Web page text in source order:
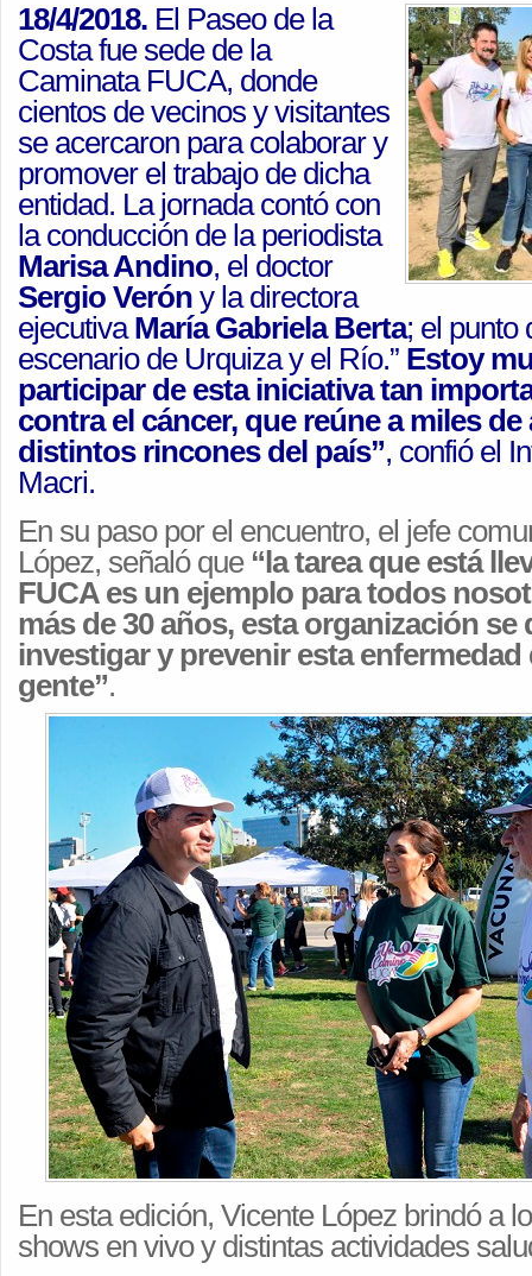
18/4/2018. El Paseo de la
Costa fue sede de la
Caminata FUCA, donde
cientos de vecinos y visitantes
se acercaron para colaborar y
promover el trabajo de dicha
entidad. La jornada contó con
la conducción de la periodista
Marisa Andino, el doctor
Sergio Verón y la directora
ejecutivaMaría Gabriela Berta; el punto
escenario de Urquiza y el Río.” Estoy
participar de esta iniciativa tan
contra el cáncer, que reúne a miles
distintos rincones del país”, confió el
Macri.
En su paso por el encuentro, el jefe
López, señaló que “la tarea que está
FUCA es un ejemplo para todos
más de 30 años, esta organización se
investigar y prevenir esta enfermedad
gente”.
En esta edición, Vicente López brindó a
shows en vivo y distintas actividades